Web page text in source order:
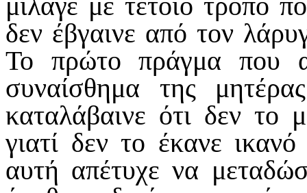
δεν έβγαινε από τον
Το πρώτο πράγμα που
συναίσθημα της
καταλάβαινε ότι δεν το
γιατί δεν το έκανε
αυτή απέτυχε να